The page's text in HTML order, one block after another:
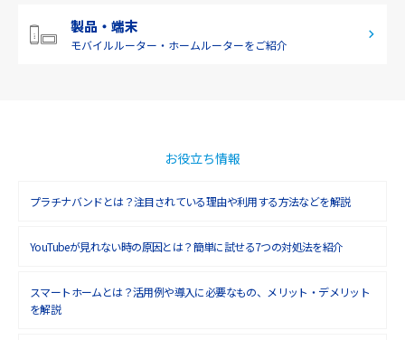
製品・端末
モバイルルーター・ ホームルーターをご紹介
お役立ち情報
プラチナバンドとは？注目されている理由や利用する方法などを解説
YouTubeが見れない時の原因とは？簡単に試せる7つの対処法を紹介
スマートホームとは？活用例や導入に必要なもの、メリット・デメリット
を解説